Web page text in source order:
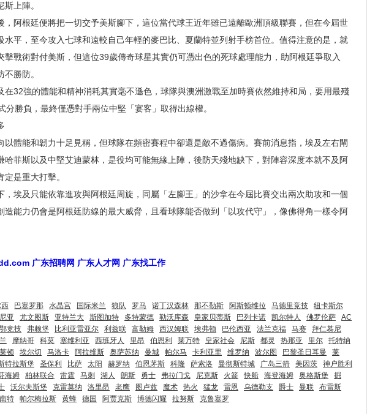
上陣。
，阿根廷便將把一切交予美斯腳下，這位當代球王近年雖已遠離歐洲頂級聯賽，但在今屆世
水平，至今攻入七球和遠較自己年輕的麥巴比、夏蘭特並列射手榜首位。值得注意的是，就
擊戰術對付美斯，但這位39歲傳奇球星其實仍可憑出色的死球處理能力，助阿根廷爭取入
勝防。
在32強的體能和精神消耗其實毫不遜色，球隊與澳洲激戰至加時賽依然維持和局，要用最殘
分勝負，最終僅憑對手兩位中堅「宴客」取得出線權。
以體能和韌力十足見稱，但球隊在頻密賽程中卻還是敵不過傷病。賽前消息指，埃及左右閘
哈菲斯以及中堅艾迪蒙林，是役均可能無緣上陣，後防天殘地缺下，對陣容深度本就不及阿
是重大打擊。
，埃及只能依靠進攻與阿根廷周旋，同屬「左腳王」的沙拿在今屆比賽交出兩次助攻和一個
造能力仍會是阿根廷防線的最大威脅，且看球隊能否做到「以攻代守」，像佛得角一樣令阿
广东招聘网 广东人才网 广东找工作
巴塞罗那 水晶宫 国际米兰 狼队 罗马 诺丁汉森林 那不勒斯 阿斯顿维拉 马德里竞技
纽卡斯尔
亚 尤文图斯 亚特兰大 斯图加特 多特蒙德 勒沃库森 皇家贝蒂斯 巴列卡诺 凯尔特人 佛罗伦萨
AC
竞技 弗赖堡 比利亚雷亚尔 利兹联 富勒姆 西汉姆联 埃弗顿 巴伦西亚 法兰克福 马赛
拜仁慕尼
摩纳哥 科莫 塞维利亚 西班牙人 里昂 伯恩利 莱万特 皇家社会 尼斯 都灵 热那亚 里尔
托特纳
顿 埃尔切 马洛卡 阿拉维斯 奥萨苏纳 曼城 帕尔马 卡利亚里 维罗纳 波尔图 巴黎圣日耳曼
莱
特拉斯堡 圣保利 比萨 太阳 赫罗纳 伯恩茅斯 科隆 萨索洛 曼彻斯特城 广岛三箭 美因茨
神户胜利
海姆 柏林联合 雷霆 马刺 湖人 朗斯 勇士 弗拉门戈 尼克斯 火箭 快船 海登海姆 奥格斯堡
掘
沃尔夫斯堡 克雷莫纳 洛里昂 老鹰 图卢兹 魔术 热火 猛龙 雷恩 乌德勒支 爵士 曼联
布雷斯
南特 帕尔梅拉斯 黄蜂 德国 阿贾克斯 博德闪耀 拉努斯 克鲁塞罗